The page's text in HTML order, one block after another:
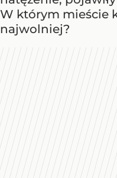
W którym mieście
najwolniej?